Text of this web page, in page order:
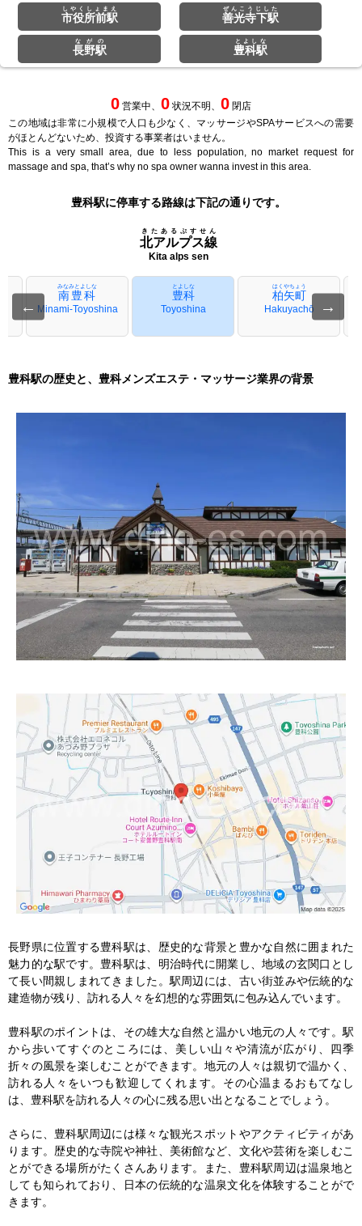
市役所前駅
しやくしょまえ
善光寺下駅
ぜんこうじした
長野駅
ながの
豊科駅
とよしな
0 営業中、 0 状況不明、 0 閉店
この地域は非常に小規模で人口も少なく、マッサージやSPAサービスへの需要
がほとんどないため、投資する事業者はいません。
This is a very small area, due to less population, no market request for
massage and spa, that’s why no spa owner wanna invest in this area.
豊科駅に停車する路線は下記の通りです。
北アルプス線
きたあるぷすせん
Kita alps sen
←
南豊科
みなみとよしな
Minami-Toyoshina
豊科
とよしな
Toyoshina
柏矢町
はくやちょう
Hakuyachō →
豊科駅の歴史と、豊科メンズエステ・マッサージ業界の背景
長野県に位置する豊科駅は、歴史的な背景と豊かな自然に囲まれた
魅力的な駅です。豊科駅は、明治時代に開業し、地域の玄関口とし
て長い間親しまれてきました。駅周辺には、古い街並みや伝統的な
建造物が残り、訪れる人々を幻想的な雰囲気に包み込んでいます。
豊科駅のポイントは、その雄大な自然と温かい地元の人々です。駅
から歩いてすぐのところには、美しい山々や清流が広がり、四季
折々の風景を楽しむことができます。地元の人々は親切で温かく、
訪れる人々をいつも歓迎してくれます。その心温まるおもてなし
は、豊科駅を訪れる人々の心に残る思い出となることでしょう。
さらに、豊科駅周辺には様々な観光スポットやアクティビティがあ
ります。歴史的な寺院や神社、美術館など、文化や芸術を楽しむこ
とができる場所がたくさんあります。また、豊科駅周辺は温泉地と
しても知られており、日本の伝統的な温泉文化を体験することがで
きます。